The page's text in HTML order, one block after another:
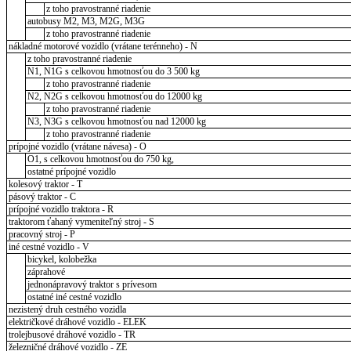
z toho pravostranné riadenie
autobusy M2, M3, M2G, M3G
z toho pravostranné riadenie
nákladné motorové vozidlo (vrátane terénneho) - N
z toho pravostranné riadenie
N1, N1G s celkovou hmotnosťou do 3 500 kg
z toho pravostranné riadenie
N2, N2G s celkovou hmotnosťou do 12000 kg
z toho pravostranné riadenie
N3, N3G s celkovou hmotnosťou nad 12000 kg
z toho pravostranné riadenie
prípojné vozidlo (vrátane návesa) - O
O1, s celkovou hmotnosťou do 750 kg,
ostatné prípojné vozidlo
kolesový traktor - T
pásový traktor - C
prípojné vozidlo traktora - R
traktorom ťahaný vymeniteľný stroj - S
pracovný stroj - P
iné cestné vozidlo - V
bicykel, kolobežka
záprahové
jednonápravový traktor s prívesom
ostatné iné cestné vozidlo
nezistený druh cestného vozidla
električkové dráhové vozidlo - ELEK
trolejbusové dráhové vozidlo - TR
železničné dráhové vozidlo - ZE